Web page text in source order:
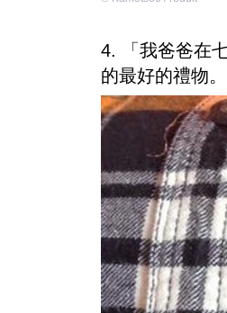
4. 「我爸爸在
的最好的禮物。